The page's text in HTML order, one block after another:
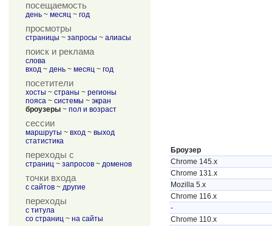
посещаемость
день ~ месяц ~ год
просмотры
страницы ~ запросы ~ алиасы
поиск и реклама
слова
вход ~ день ~ месяц ~ год
посетители
хосты ~ страны ~ регионы
пояса ~ системы ~ экран
броузеры ~ пол и возраст
сессии
маршруты ~ вход ~ выход
статистика
переходы с
страниц ~ запросов ~ доменов
точки входа
с сайтов ~ другие
переходы
с титула
со страниц ~ на сайты
Броузер
Chrome 145.x
Chrome 131.x
Mozilla 5.x
Chrome 116.x
-
Chrome 110.x